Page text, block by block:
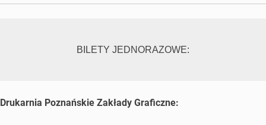
BILETY JEDNORAZOWE:
Drukarnia Poznańskie Zakłady Graficzne: